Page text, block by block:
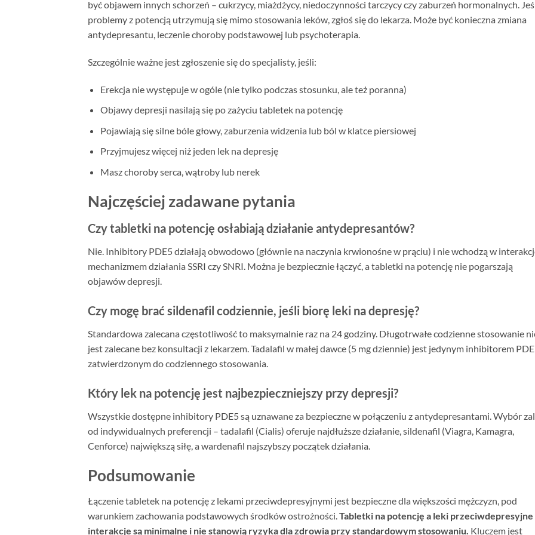
być objawem innych schorzeń – cukrzycy, miażdżycy, niedoczynności tarczycy czy zaburzeń hormonalnych.
problemy z potencją utrzymują się mimo stosowania leków, zgłoś się do lekarza. Może być konieczna zmiana
antydepresantu, leczenie choroby podstawowej lub psychoterapia.
Szczególnie ważne jest zgłoszenie się do specjalisty, jeśli:
Erekcja nie występuje w ogóle (nie tylko podczas stosunku, ale też poranna)
Objawy depresji nasilają się po zażyciu tabletek na potencję
Pojawiają się silne bóle głowy, zaburzenia widzenia lub ból w klatce piersiowej
Przyjmujesz więcej niż jeden lek na depresję
Masz choroby serca, wątroby lub nerek
Najczęściej zadawane pytania
Czy tabletki na potencję osłabiają działanie antydepresantów?
Nie. Inhibitory PDE5 działają obwodowo (głównie na naczynia krwionośne w prąciu) i nie wchodzą w
mechanizmem działania SSRI czy SNRI. Można je bezpiecznie łączyć, a tabletki na potencję nie pogarszają
objawów depresji.
Czy mogę brać sildenafil codziennie, jeśli biorę leki na depresję?
Standardowa zalecana częstotliwość to maksymalnie raz na 24 godziny. Długotrwałe codzienne stosowanie
jest zalecane bez konsultacji z lekarzem. Tadalafil w małej dawce (5 mg dziennie) jest jedynym inhibitorem
zatwierdzonym do codziennego stosowania.
Który lek na potencję jest najbezpieczniejszy przy depresji?
Wszystkie dostępne inhibitory PDE5 są uznawane za bezpieczne w połączeniu z antydepresantami. Wybór
od indywidualnych preferencji – tadalafil (Cialis) oferuje najdłuższe działanie, sildenafil (Viagra, Kamagra,
Cenforce) największą siłę, a wardenafil najszybszy początek działania.
Podsumowanie
Łączenie tabletek na potencję z lekami przeciwdepresyjnymi jest bezpieczne dla większości mężczyzn, pod
warunkiem zachowania podstawowych środków ostrożności. Tabletki na potencję a leki przeciwdepresyjne
interakcje są minimalne i nie stanowią ryzyka dla zdrowia przy standardowym stosowaniu. Kluczem jest